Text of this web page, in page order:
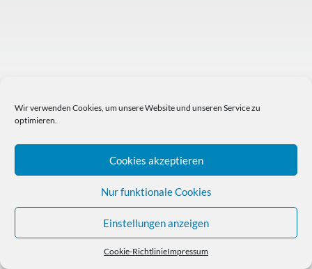
Wir verwenden Cookies, um unsere Website und unseren Service zu
optimieren.
Cookies akzeptieren
Nur funktionale Cookies
Einstellungen anzeigen
Cookie-RichtlinieImpressum